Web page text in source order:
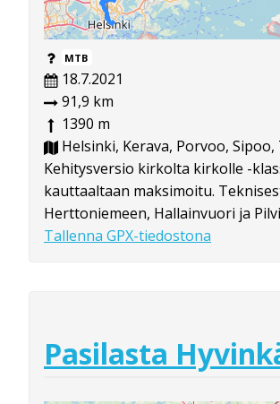
MTB
18.7.2021
91,9 km
1390 m
Helsinki, Kerava, Porvoo,
Kehitysversio kirkolta kirkolle -
kauttaaltaan maksimoitu.
Herttoniemeen, Hallainvuori ja
Tallenna GPX-tiedostona
Pasilasta